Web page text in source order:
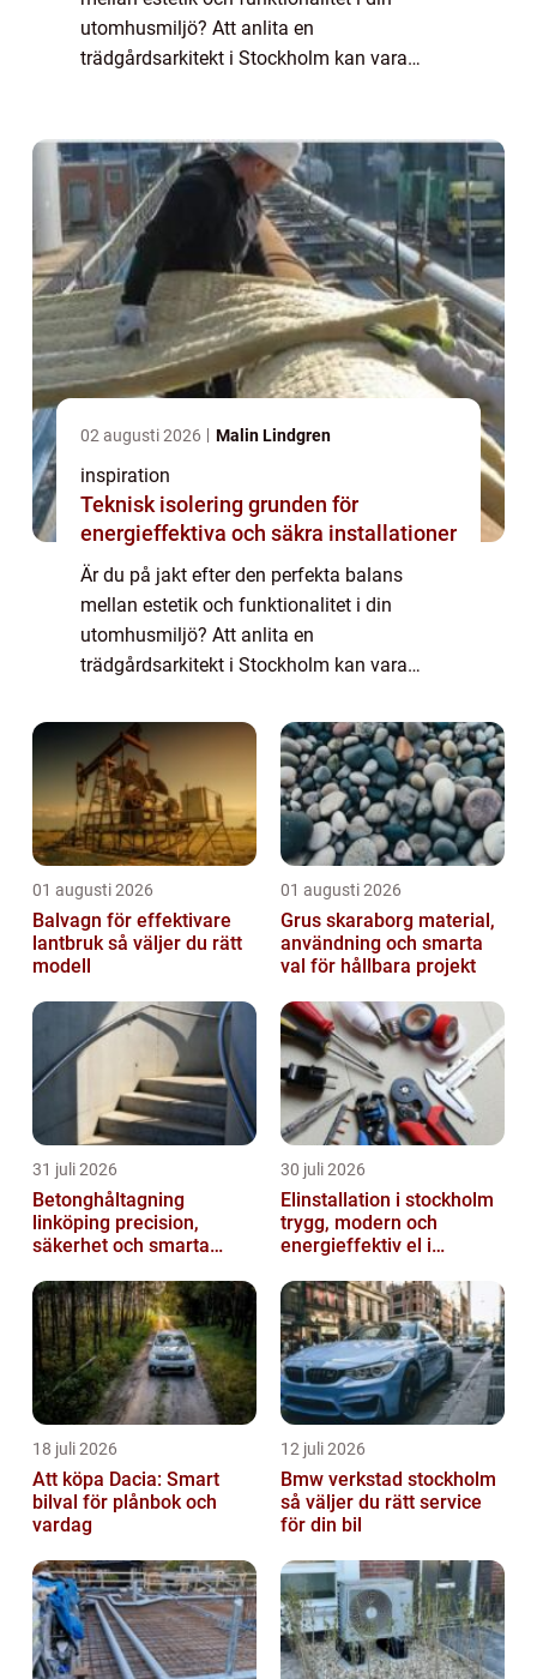
utomhusmiljö? Att anlita en
trädgårdsarkitekt i Stockholm kan vara
02 augusti 2026 Malin Lindgren
inspiration
Teknisk isolering grunden för
energieffektiva och säkra installationer
Är du på jakt efter den perfekta balans
mellan estetik och funktionalitet i din
utomhusmiljö? Att anlita en
trädgårdsarkitekt i Stockholm kan vara
verklighet. I denna artikel ...
01 augusti 2026
Balvagn för effektivare
lantbruk så väljer du rätt
modell
01 augusti 2026
Grus skaraborg material,
användning och smarta
val för hållbara projekt
31 juli 2026
Betonghåltagning
linköping precision,
säkerhet och smarta
30 juli 2026
Elinstallation i stockholm
trygg, modern och
energieffektiv el i
18 juli 2026
Att köpa Dacia: Smart
bilval för plånbok och
vardag
12 juli 2026
Bmw verkstad stockholm
så väljer du rätt service
för din bil